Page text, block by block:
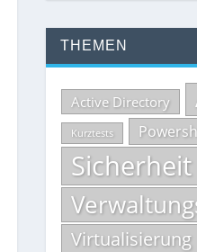
THEMEN
Active Directory
Kurztests
Sicherheit
Virtualisierung